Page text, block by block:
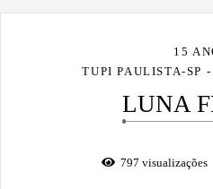
15
TUPI PAULISTA-SP
LUNA
797 visualizações